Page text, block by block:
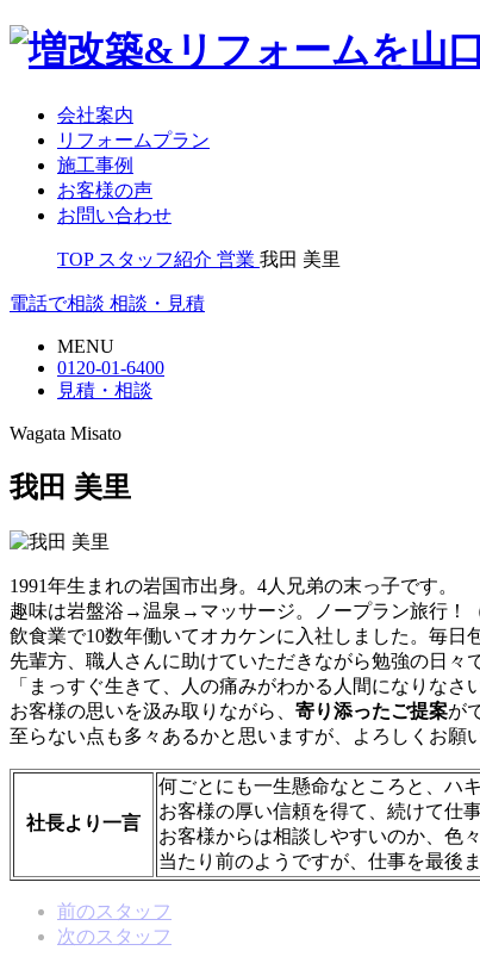
会社案内
リフォームプラン
施工事例
お客様の声
お問い合わせ
TOP スタッフ紹介 営業 我田 美里
電話で相談 相談・見積
MENU
0120-01-6400
見積・相談
Wagata Misato
我田 美里
1991年生まれの岩国市出身。4人兄弟の末っ子です。
趣味は岩盤浴→温泉→マッサージ。ノープラン旅行！
飲食業で10数年働いてオカケンに入社しました。毎日
先輩方、職人さんに助けていただきながら勉強の日々
「まっすぐ生きて、人の痛みがわかる人間になりなさ
お客様の思いを汲み取りながら、 寄り添ったご提案が
至らない点も多々あるかと思いますが、よろしくお願
社長より一言
何ごとにも一生懸命なところと、ハ
お客様の厚い信頼を得て、続けて仕
お客様からは相談しやすいのか、色
当たり前のようですが、仕事を最後
前のスタッフ
次のスタッフ